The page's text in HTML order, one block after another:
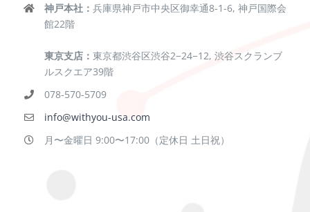
神戸本社： 兵庫県神戸市中央区御幸通8-1-6, 神戸国際会
館22階
東京支店： 東京都渋谷区渋谷2−24−12, 渋谷スクランブ
ルスクエア39階
078-570-5709
info@withyou-usa.com
月〜金曜日 9:00〜17:00（定休日 土日祝）